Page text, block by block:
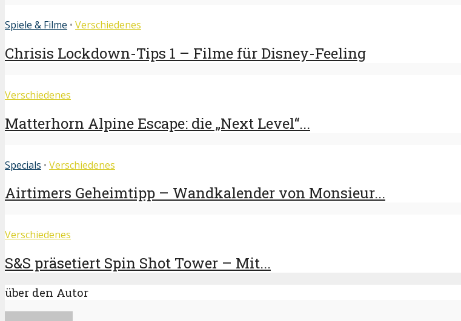
Spiele & Filme • Verschiedenes
Chrisis Lockdown-Tips 1 – Filme für Disney-Feeling
Verschiedenes
Matterhorn Alpine Escape: die „Next Level“...
Specials • Verschiedenes
Airtimers Geheimtipp – Wandkalender von Monsieur...
Verschiedenes
S&S präsetiert Spin Shot Tower – Mit...
über den Autor